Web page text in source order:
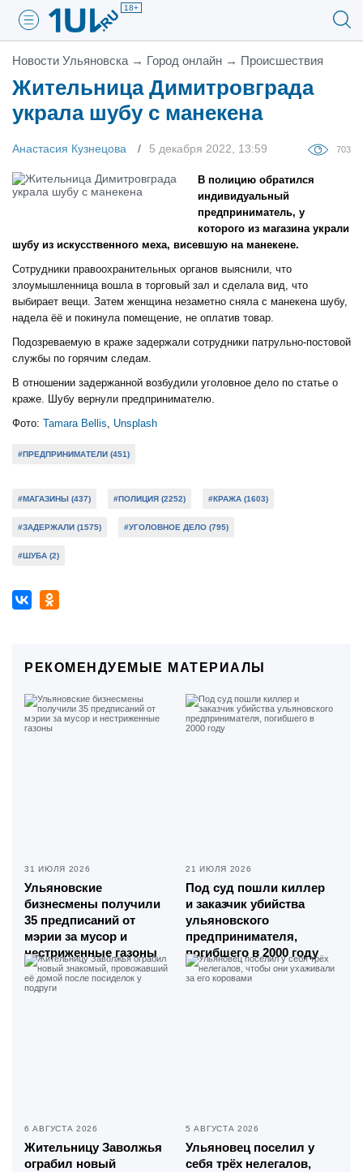
18+
Новости Ульяновска → Город онлайн → Проиcшествия
Жительница Димитровграда
украла шубу с манекена
Анастасия Кузнецова 5 декабря 2022, 13:59 703
В полицию обратился
индивидуальный
предприниматель, у
которого из магазина украли
шубу из искусственного меха, висевшую на манекене.
Сотрудники правоохранительных органов выяснили, что
злоумышленница вошла в торговый зал и сделала вид, что
выбирает вещи. Затем женщина незаметно сняла с манекена шубу,
надела ёё и покинула помещение, не оплатив товар.
Подозреваемую в краже задержали сотрудники патрульно-постовой
службы по горячим следам.
В отношении задержанной возбудили уголовное дело по статье о
краже. Шубу вернули предпринимателю.
Фото: Tamara Bellis Unsplash
#ПРЕДПРИНИМАТЕЛИ (451)
#МАГАЗИНЫ (437) #ПОЛИЦИЯ (2252) #КРАЖА (1603)
#ЗАДЕРЖАЛИ (1575) #УГОЛОВНОЕ ДЕЛО (795)
#ШУБА (2)
РЕКОМЕНДУЕМЫЕ МАТЕРИАЛЫ
31 ИЮЛЯ 2026
Ульяновские
бизнесмены получили
35 предписаний от
мэрии за мусор и
нестриженные газоны
21 ИЮЛЯ 2026
Под суд пошли киллер
и заказчик убийства
ульяновского
предпринимателя,
погибшего в 2000 году
6 АВГУСТА 2026
Жительницу Заволжья
ограбил новый
5 АВГУСТА 2026
Ульяновец поселил у
себя трёх нелегалов,